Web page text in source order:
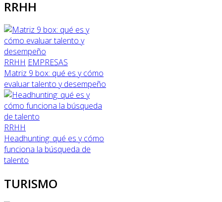
RRHH
RRHH EMPRESAS
Matriz 9 box: qué es y cómo
evaluar talento y desempeño
RRHH
Headhunting: qué es y cómo
funciona la búsqueda de
talento
TURISMO